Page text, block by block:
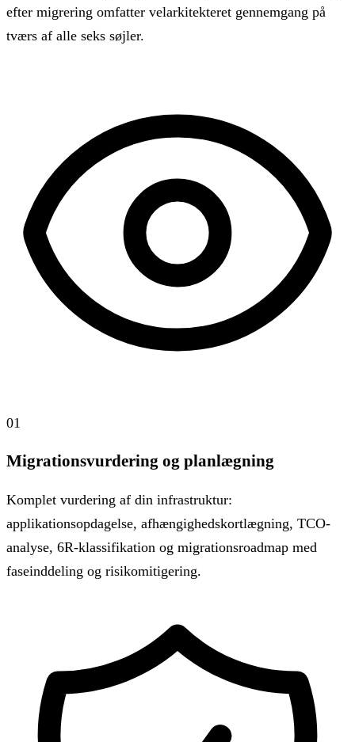
efter migrering omfatter velarkitekteret gennemgang på
tværs af alle seks søjler.
01
Migrationsvurdering og planlægning
Komplet vurdering af din infrastruktur:
applikationsopdagelse, afhængighedskortlægning, TCO-
analyse, 6R-klassifikation og migrationsroadmap med
faseinddeling og risikomitigering.